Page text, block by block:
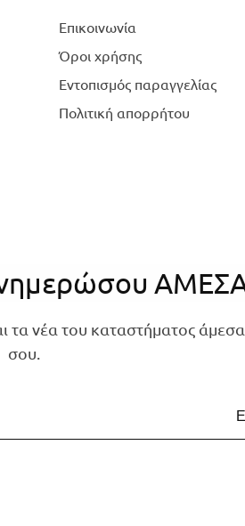
Επικοινωνία
Όροι χρήσης
Εντοπισμός παραγγελίας
Πολιτική απορρήτου
τα νέα του καταστήματος
σου.